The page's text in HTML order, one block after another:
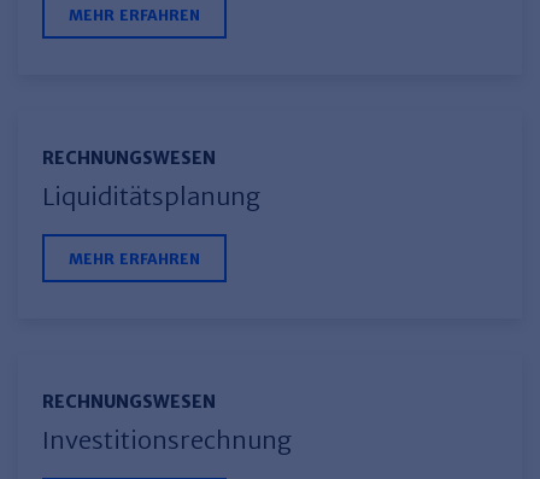
MEHR ERFAHREN
RECHNUNGSWESEN
Liquiditätsplanung
MEHR ERFAHREN
RECHNUNGSWESEN
Investitionsrechnung